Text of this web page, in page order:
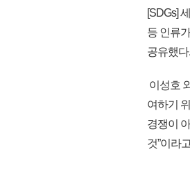
[SDGs]
등 인류
공유했다.
이성호
여하기
경쟁이
것”이라